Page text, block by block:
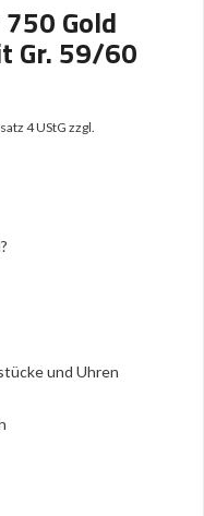
Gold
Gr. 59/60
4 UStG zzgl.
und Uhren